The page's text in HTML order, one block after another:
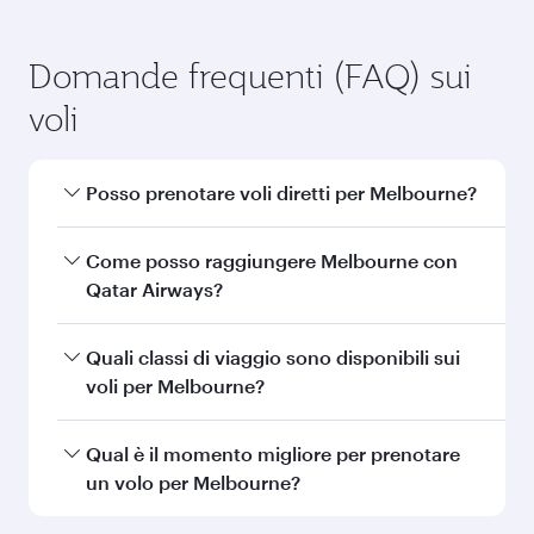
Domande frequenti (FAQ) sui
voli
Posso prenotare voli diretti per Melbourne?
Sì, Qatar Airways opera voli diretti per
Melbourne. Cerca i voli della nostra homepage
Come posso raggiungere Melbourne con
Qatar Airways?
Puoi volare direttamente a Melbourne con
Qatar Airways. Raggiungiamo ben 150
all'Hamad International Airport.
Quali classi di viaggio sono disponibili sui
voli per Melbourne?
La disponibilità per la classe di viaggio dipende
dall'itinerario e dalla compagnia aerea che
Qual è il momento migliore per prenotare
un volo per Melbourne?